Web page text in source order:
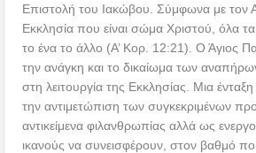
Επιστολή του Ιακώβου. Σύμφωνα με τον
Εκκλησία που είναι σώμα Χριστού, όλα
το ένα το άλλο (Α’ Κορ. 12:21). Ο Άγιος
την ανάγκη και το δικαίωμα των
στη λειτουργία της Εκκλησίας. Μια
την αντιμετώπιση των συγκεκριμένων
αντικείμενα φιλανθρωπίας αλλά ως
ικανούς να συνεισφέρουν, στον βαθμό